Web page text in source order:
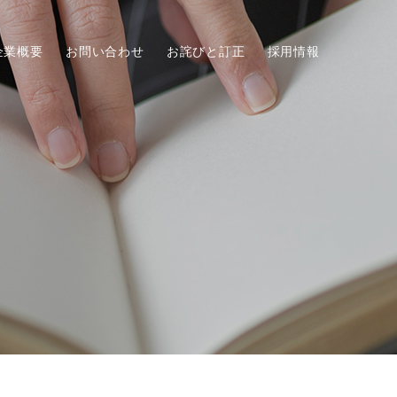
業概要 お問い合わせ お詫びと訂正 採用情報